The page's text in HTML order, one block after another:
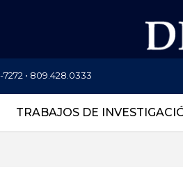
• 809.428.0333
TRABAJOS DE